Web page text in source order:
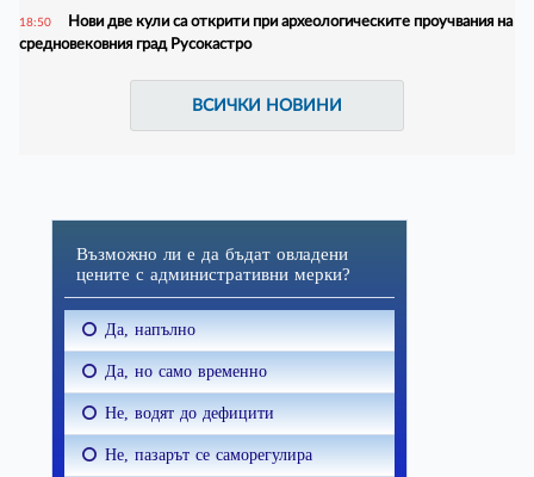
18:50
Нови две кули са открити при археологическите проучвания на
средновековния град Русокастро
ВСИЧКИ НОВИНИ